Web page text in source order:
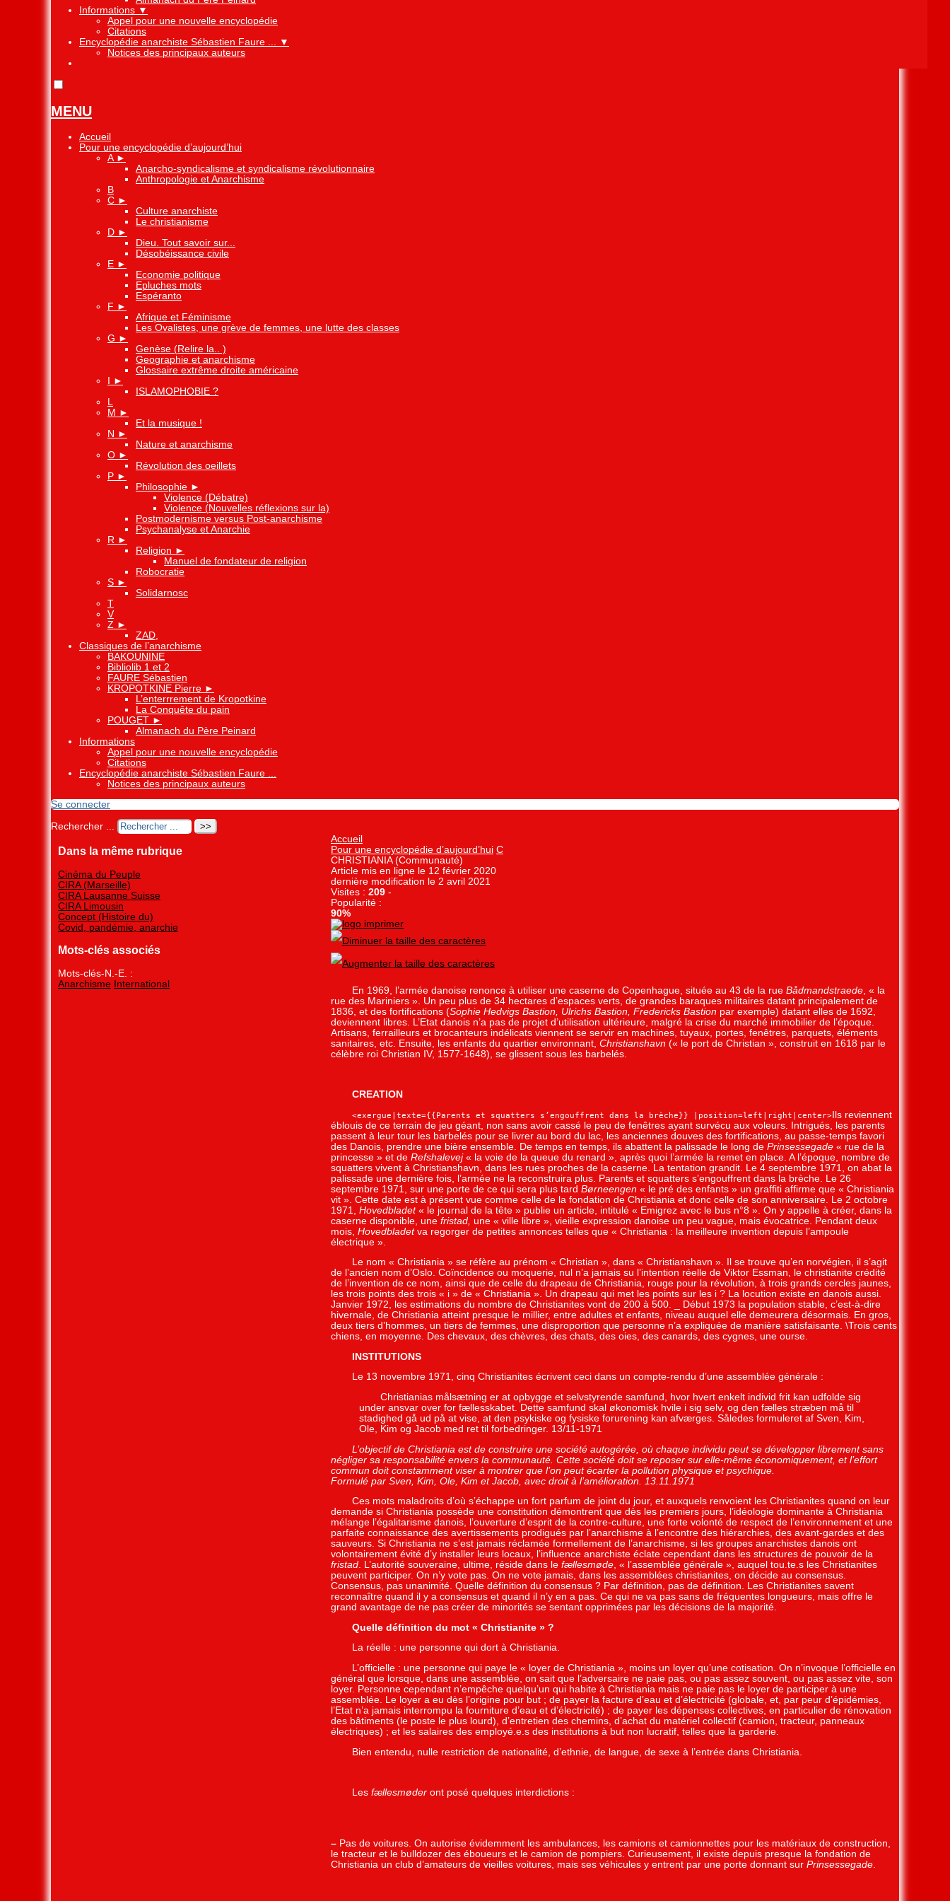
Informations ▼
Appel pour une nouvelle encyclopédie
Citations
Encyclopédie anarchiste Sébastien Faure ...
▼
Notices des principaux auteurs
MENU
Accueil
Pour une encyclopédie d’aujourd’hui
A ►
Anarcho-syndicalisme et syndicalisme révolutionnaire
Anthropologie et Anarchisme
B
C ►
Culture anarchiste
Le christianisme
D ►
Dieu. Tout savoir sur...
Désobéissance civile
E ►
Economie politique
Epluches mots
Espéranto
F ►
Afrique et Féminisme
Les Ovalistes, une grève de femmes, une lutte des classes
G ►
Genèse (Relire la.. )
Geographie et anarchisme
Glossaire extrême droite américaine
►
ISLAMOPHOBIE ?
L
M ►
Et la musique !
N ►
Nature et anarchisme
O ►
Révolution des oeillets
P ►
Philosophie ►
Violence (Débatre)
Violence (Nouvelles réflexions sur la)
Postmodernisme versus Post-anarchisme
Psychanalyse et Anarchie
R ►
Religion ►
Manuel de fondateur de religion
Robocratie
S ►
Solidarnosc
T
V
Z ►
ZAD,
Classiques de l’anarchisme
BAKOUNINE
Bibliolib 1 et 2
FAURE Sébastien
KROPOTKINE Pierre ►
L’enterrrement de Kropotkine
La Conquête du pain
POUGET ►
Almanach du Père Peinard
Informations
Appel pour une nouvelle encyclopédie
Citations
Encyclopédie anarchiste Sébastien Faure ...
Notices des principaux auteurs
Se connecter
Rechercher ...
Accueil
Pour une encyclopédie d’aujourd’hui C
CHRISTIANIA (Communauté)
Article mis en ligne le 12 février 2020
dernière modification le 2 avril 2021
Visites : 209 -
Popularité :
90%
En 1969, l’armée danoise renonce à utiliser une caserne de Copenhague, située au 43 de la rue Bådmandstraede , « la
rue des Mariniers ». Un peu plus de 34 hectares d’espaces verts, de grandes baraques militaires datant principalement de
1836, et des fortifications (Sophie Hedvigs Bastion, Ulrichs Bastion, Fredericks Bastion par exemple) datant elles de 1692,
deviennent libres. L’Etat danois n’a pas de projet d’utilisation ultérieure, malgré la crise du marché immobilier de l’époque.
Artisans, ferrailleurs et brocanteurs indélicats viennent se servir en machines, tuyaux, portes, fenêtres, parquets, éléments
sanitaires, etc. Ensuite, les enfants du quartier environnant, Christianshavn (« le port de Christian », construit en 1618 par le
célèbre roi Christian IV, 1577-1648), se glissent sous les barbelés.
CREATION
<exergue|texte={{Parents et squatters s’engouffrent dans la brèche}} |position=left|right|center>Ils reviennent
éblouis de ce terrain de jeu géant, non sans avoir cassé le peu de fenêtres ayant survécu aux voleurs. Intrigués, les parents
passent à leur tour les barbelés pour se livrer au bord du lac, les anciennes douves des fortifications, au passe-temps favori
des Danois, prendre une bière ensemble. De temps en temps, ils abattent la palissade le long de Prinsessegade « rue de la
princesse » et de Refshalevej« la voie de la queue du renard », après quoi l’armée la remet en place. A l’époque, nombre de
squatters vivent à Christianshavn, dans les rues proches de la caserne. La tentation grandit. Le 4 septembre 1971, on abat la
palissade une dernière fois, l’armée ne la reconstruira plus. Parents et squatters s’engouffrent dans la brèche. Le 26
septembre 1971, sur une porte de ce qui sera plus tard Børneengen « le pré des enfants » un graffiti affirme que « Christiania
vit ». Cette date est à présent vue comme celle de la fondation de Christiania et donc celle de son anniversaire. Le 2 octobre
1971, Hovedbladet« le journal de la tête » publie un article, intitulé « Emigrez avec le bus n°8 ». On y appelle à créer, dans la
caserne disponible, une fristad, une « ville libre », vieille expression danoise un peu vague, mais évocatrice. Pendant deux
mois, Hovedbladetva regorger de petites annonces telles que « Christiania : la meilleure invention depuis l’ampoule
électrique ».
Le nom « Christiania » se réfère au prénom « Christian », dans « Christianshavn ». Il se trouve qu’en norvégien, il s’agit
de l’ancien nom d’Oslo. Coïncidence ou moquerie, nul n’a jamais su l’intention réelle de Viktor Essman, le christianite crédité
de l’invention de ce nom, ainsi que de celle du drapeau de Christiania, rouge pour la révolution, à trois grands cercles jaunes,
les trois points des trois « i » de « Christiania ». Un drapeau qui met les points sur les i ? La locution existe en danois aussi.
Janvier 1972, les estimations du nombre de Christianites vont de 200 à 500. _ Début 1973 la population stable, c’est-à-dire
hivernale, de Christiania atteint presque le millier, entre adultes et enfants, niveau auquel elle demeurera désormais. En gros,
deux tiers d’hommes, un tiers de femmes, une disproportion que personne n’a expliquée de manière satisfaisante. \Trois cents
chiens, en moyenne. Des chevaux, des chèvres, des chats, des oies, des canards, des cygnes, une ourse.
INSTITUTIONS
Le 13 novembre 1971, cinq Christianites écrivent ceci dans un compte-rendu d’une assemblée générale :
Christianias målsætning er at opbygge et selvstyrende samfund, hvor hvert enkelt individ frit kan udfolde sig
under ansvar over for fællesskabet. Dette samfund skal økonomisk hvile i sig selv, og den fælles stræben må til
stadighed gå ud på at vise, at den psykiske og fysiske forurening kan afværges. Således formuleret af Sven, Kim,
Ole, Kim og Jacob med ret til forbedringer. 13/11-1971
L’objectif de Christiania est de construire une société autogérée, où chaque individu peut se développer librement sans
négliger sa responsabilité envers la communauté. Cette société doit se reposer sur elle-même économiquement, et l’effort
commun doit constamment viser à montrer que l’on peut écarter la pollution physique et psychique.
Formulé par Sven, Kim, Ole, Kim et Jacob, avec droit à l’amélioration. 13.11.1971
Ces mots maladroits d’où s’échappe un fort parfum de joint du jour, et auxquels renvoient les Christianites quand on leur
demande si Christiania possède une constitution démontrent que dès les premiers jours, l’idéologie dominante à Christiania
mélange l’égalitarisme danois, l’ouverture d’esprit de la contre-culture, une forte volonté de respect de l’environnement et une
parfaite connaissance des avertissements prodigués par l’anarchisme à l’encontre des hiérarchies, des avant-gardes et des
sauveurs. Si Christiania ne s’est jamais réclamée formellement de l’anarchisme, si les groupes anarchistes danois ont
volontairement évité d’y installer leurs locaux, l’influence anarchiste éclate cependant dans les structures de pouvoir de la
fristad. L’autorité souveraine, ultime, réside dans le fællesmøde, « l’assemblée générale », auquel tou.te.s les Christianites
peuvent participer. On n’y vote pas. On ne vote jamais, dans les assemblées christianites, on décide au consensus.
Consensus, pas unanimité. Quelle définition du consensus ? Par définition, pas de définition. Les Christianites savent
reconnaître quand il y a consensus et quand il n’y en a pas. Ce qui ne va pas sans de fréquentes longueurs, mais offre le
grand avantage de ne pas créer de minorités se sentant opprimées par les décisions de la majorité.
Quelle définition du mot « Christianite » ?
La réelle : une personne qui dort à Christiania.
L’officielle : une personne qui paye le « loyer de Christiania », moins un loyer qu’une cotisation. On n’invoque l’officielle en
général que lorsque, dans une assemblée, on sait que l’adversaire ne paie pas, ou pas assez souvent, ou pas assez vite, son
loyer. Personne cependant n’empêche quelqu’un qui habite à Christiania mais ne paie pas le loyer de participer à une
assemblée. Le loyer a eu dès l’origine pour but ; de payer la facture d’eau et d’électricité (globale, et, par peur d’épidémies,
l’Etat n’a jamais interrompu la fourniture d’eau et d’électricité) ; de payer les dépenses collectives, en particulier de rénovation
des bâtiments (le poste le plus lourd), d’entretien des chemins, d’achat du matériel collectif (camion, tracteur, panneaux
électriques) ; et les salaires des employé.e.s des institutions à but non lucratif, telles que la garderie.
Bien entendu, nulle restriction de nationalité, d’ethnie, de langue, de sexe à l’entrée dans Christiania.
Les fællesmøder ont posé quelques interdictions :
– Pas de voitures. On autorise évidemment les ambulances, les camions et camionnettes pour les matériaux de construction,
le tracteur et le bulldozer des éboueurs et le camion de pompiers. Curieusement, il existe depuis presque la fondation de
Christiania un club d’amateurs de vieilles voitures, mais ses véhicules y entrent par une porte donnant sur Prinsessegade
Dans la même rubrique
Cinéma du Peuple
CIRA (Marseille)
CIRA Lausanne Suisse
CIRA Limousin
Concept (Histoire du)
Covid, pandémie, anarchie
Mots-clés associés
Mots-clés-N.-E. :
Anarchisme International